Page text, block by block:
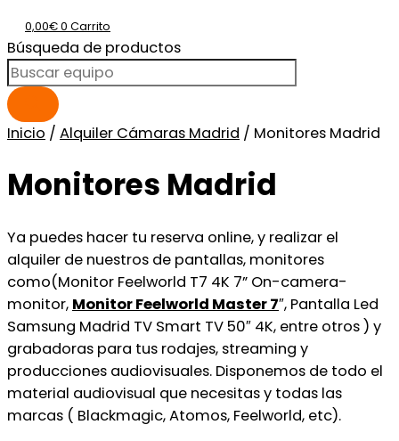
0,00€0 Carrito
Búsqueda de productos
Inicio / Alquiler Cámaras Madrid / Monitores Madrid
Monitores Madrid
Ya puedes hacer tu reserva online, y realizar el
alquiler de nuestros de pantallas, monitores
como(Monitor Feelworld T7 4K 7” On-camera-
monitor, Monitor Feelworld Master 7″, Pantalla Led
Samsung Madrid TV Smart TV 50″ 4K, entre otros ) y
grabadoras para tus rodajes, streaming y
producciones audiovisuales. Disponemos de todo el
material audiovisual que necesitas y todas las
marcas ( Blackmagic, Atomos, Feelworld, etc).